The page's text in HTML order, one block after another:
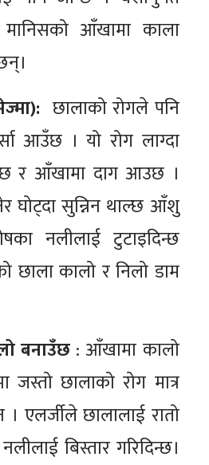
आँखामा काला
छालाको रोगले पनि
आउँछ । यो रोग लाग्दा
र आँखामा दाग आउछ ।
घोट्दा सुन्निन थाल्छ आँशु
नलीलाई टुटाइदिन्छ
कालो र निलो डाम
बनाउँछ : आँखामा कालो
छालाको रोग मात्र
एलर्जीले छालालाई रातो
बिस्तार गरिदिन्छ।